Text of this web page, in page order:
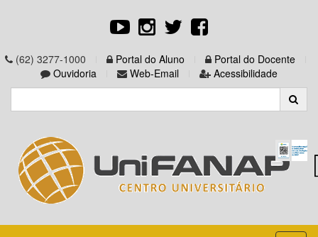
(62) 3277-1000 Portal do Aluno
Portal do Docente
Ouvidoria
Web-Email Acessibilidade